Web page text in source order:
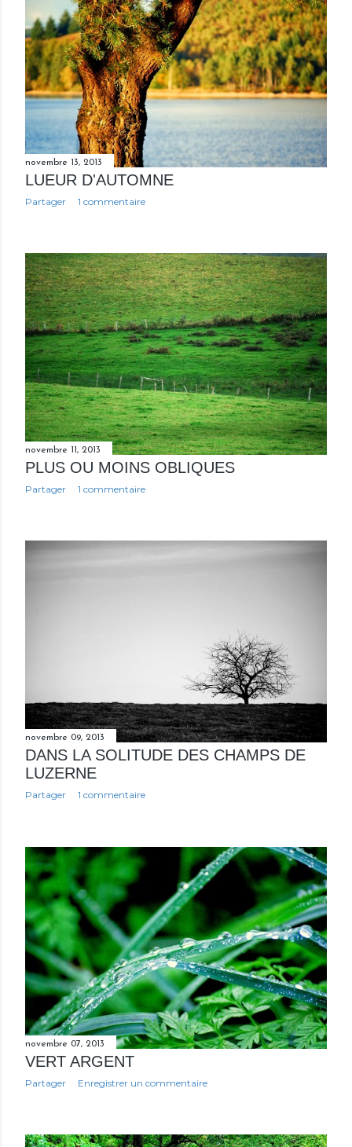
novembre 13, 2013
LUEUR D'AUTOMNE
Partager 1 commentaire
novembre 11, 2013
PLUS OU MOINS OBLIQUES
Partager 1 commentaire
novembre 09, 2013
DANS LA SOLITUDE DES CHAMPS DE
LUZERNE
Partager 1 commentaire
novembre 07, 2013
VERT ARGENT
Partager Enregistrer un commentaire